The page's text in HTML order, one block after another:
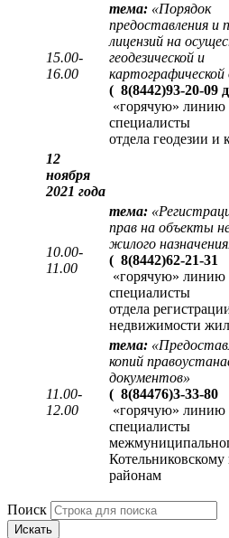
15.00-
16.00
тема: «Порядок
предоставления и
лицензий на
геодезической и
( 8(8442)93-20-09
«горячую» линию
специалисты
отдела геодезии и
12
ноября
2021 года
10.00-
11.00
тема: «
прав на объекты
жилого назначения
( 8(8442)62-21-31
«горячую» линию
специалисты
отдела
недвижимости
11.00-
12.00
тема: «
копий
документов»
( 8(84476)3-33-80
«горячую» линию
специалисты
районам
Поиск
Искать